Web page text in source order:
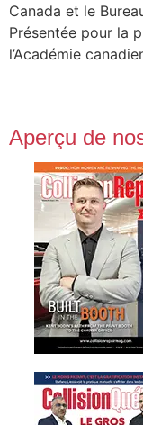
Canada et le
Présentée pour la
l’Académie
Aperçu de